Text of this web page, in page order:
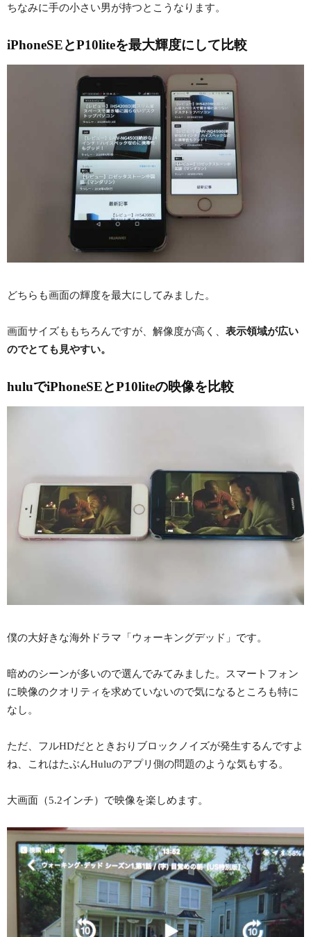
ちなみに手の小さい男が持つとこうなります。
iPhoneSEとP10liteを最大輝度にして比較
どちらも画面の輝度を最大にしてみました。
画面サイズももちろんですが、解像度が高く、 表示領域が広い
のでとても見やすい。
huluでiPhoneSEとP10liteの映像を比較
僕の大好きな海外ドラマ「ウォーキングデッド」です。
暗めのシーンが多いので選んでみてみました。スマートフォン
に映像のクオリティを求めていないので気になるところも特に
なし。
ただ、フルHDだとときおりブロックノイズが発生するんですよ
ね、これはたぶんHuluのアプリ側の問題のような気もする。
大画面（5.2インチ）で映像を楽しめます。